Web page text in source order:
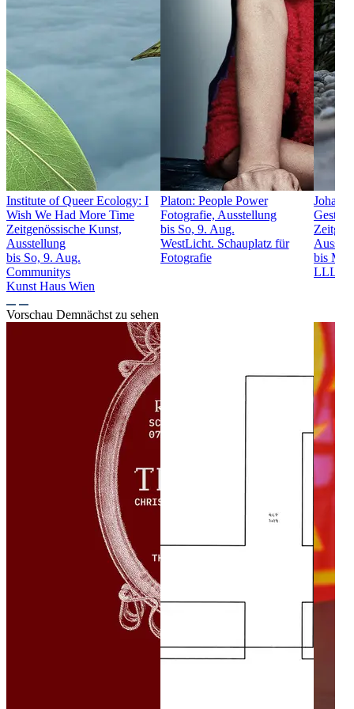
Institute of Queer Ecology: I
Wish We Had More Time
Zeitgenössische Kunst,
Ausstellung
bis So, 9. Aug.
Communitys
Kunst Haus Wien
Platon: People Power
Fotografie, Ausstellung
bis So, 9. Aug.
WestLicht. Schauplatz für
Fotografie
bis
Vorschau Demnächst zu sehen